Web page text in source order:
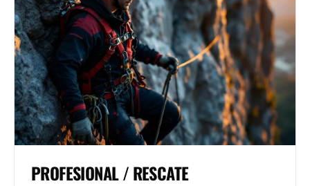
PROFESIONAL / RESCATE